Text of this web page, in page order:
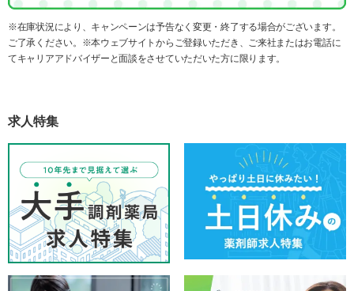
※在庫状況により、キャンペーンは予告なく変更・終了する場合がございます。
ご了承ください。※本ウェブサイトからご登録いただき、ご来社またはお電話に
てキャリアアドバイザーと面談をさせていただいた方に限ります。
求人特集